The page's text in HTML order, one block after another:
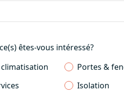
êtes-vous intéressé?
Portes &
Isolation